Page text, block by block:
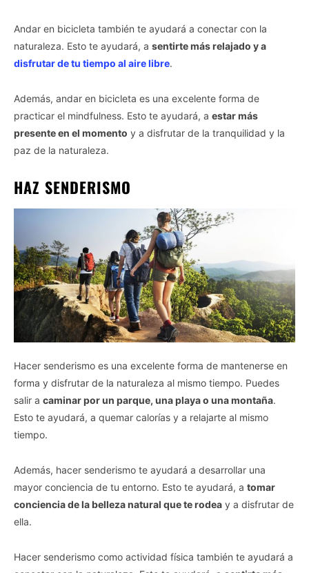
Andar en bicicleta también te ayudará a conectar con la
naturaleza. Esto te ayudará, a sentirte más relajado y a
disfrutar de tu tiempo al aire libre.
Además, andar en bicicleta es una excelente forma de
practicar el mindfulness. Esto te ayudará, a estar más
presente en el momento y a disfrutar de la tranquilidad y la
paz de la naturaleza.
HAZ SENDERISMO
Hacer senderismo es una excelente forma de mantenerse en
forma y disfrutar de la naturaleza al mismo tiempo. Puedes
salir a caminar por un parque, una playa o una montaña.
Esto te ayudará, a quemar calorías y a relajarte al mismo
tiempo.
Además, hacer senderismo te ayudará a desarrollar una
mayor conciencia de tu entorno. Esto te ayudará, a tomar
conciencia de la belleza natural que te rodea y a disfrutar de
ella.
Hacer senderismo como actividad física también te ayudará a